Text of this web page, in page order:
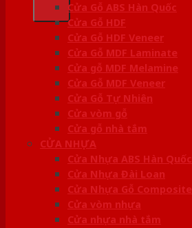
Cửa Gỗ ABS Hàn Quốc
Cửa Gỗ HDF
Cửa Gỗ HDF Veneer
Cửa Gỗ MDF Laminate
Cửa gỗ MDF Melamine
Cửa Gỗ MDF Veneer
Cửa Gỗ Tự Nhiên
Cửa vòm gỗ
Cửa gỗ nhà tắm
CỬA NHỰA
Cửa Nhựa ABS Hàn Quốc
Cửa Nhựa Đài Loan
Cửa Nhựa Gỗ Composite
Cửa vòm nhựa
Cửa nhựa nhà tắm